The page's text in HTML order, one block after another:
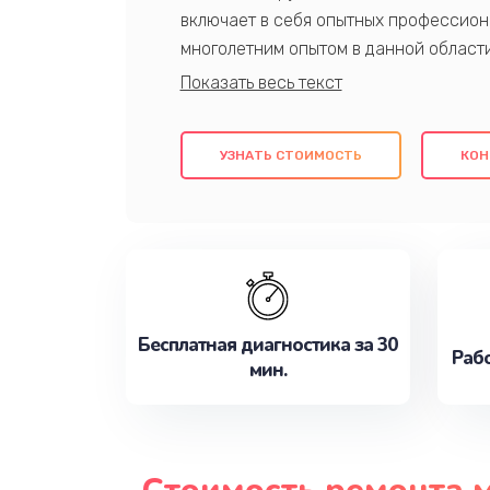
включает в себя опытных
многолетним опытом в данной
качественный ремонт с
клиентам надежное и
потребности наилучшим образом.
УЗНАТЬ СТОИМОСТЬ
Бесплатная диагностика за 30
мин.